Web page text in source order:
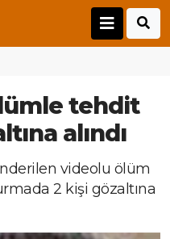
tehdit
alındı
videolu ölüm
2 kişi gözaltına